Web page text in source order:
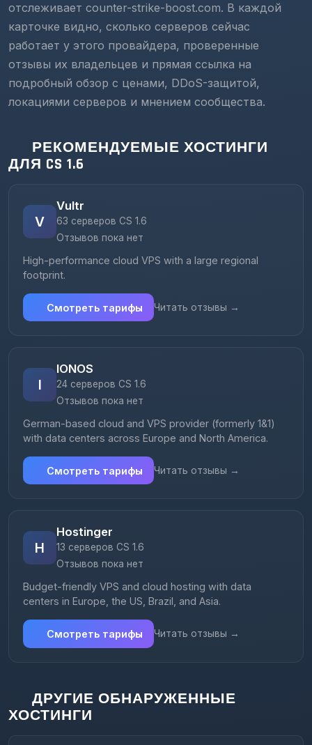
отслеживает counter-strike-boost.com. В каждой
карточке видно, сколько серверов сейчас
работает у этого провайдера, проверенные
отзывы их владельцев и прямая ссылка на
подробный обзор с ценами, DDoS-защитой,
локациями серверов и мнением сообщества.
РЕКОМЕНДУЕМЫЕ ХОСТИНГИ
ДЛЯ CS 1.6
V
Vultr
63 серверов CS 1.6
Отзывов пока нет
High-performance cloud VPS with a large regional
footprint.
Смотреть тарифы Читать отзывы →
I
IONOS
24 серверов CS 1.6
Отзывов пока нет
German-based cloud and VPS provider (formerly 1&1)
with data centers across Europe and North America.
Смотреть тарифы Читать отзывы →
H
Hostinger
13 серверов CS 1.6
Отзывов пока нет
Budget-friendly VPS and cloud hosting with data
centers in Europe, the US, Brazil, and Asia.
Смотреть тарифы Читать отзывы →
ДРУГИЕ ОБНАРУЖЕННЫЕ
ХОСТИНГИ